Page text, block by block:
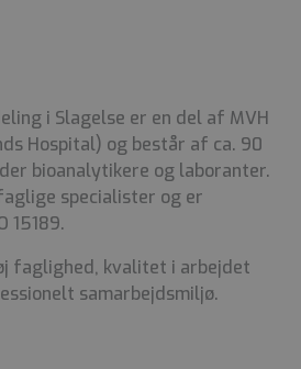
i Slagelse er en del af MVH
Hospital) og består af ca. 90
bioanalytikere og laboranter.
specialister og er
15189.
faglighed, kvalitet i arbejdet
samarbejdsmiljø.